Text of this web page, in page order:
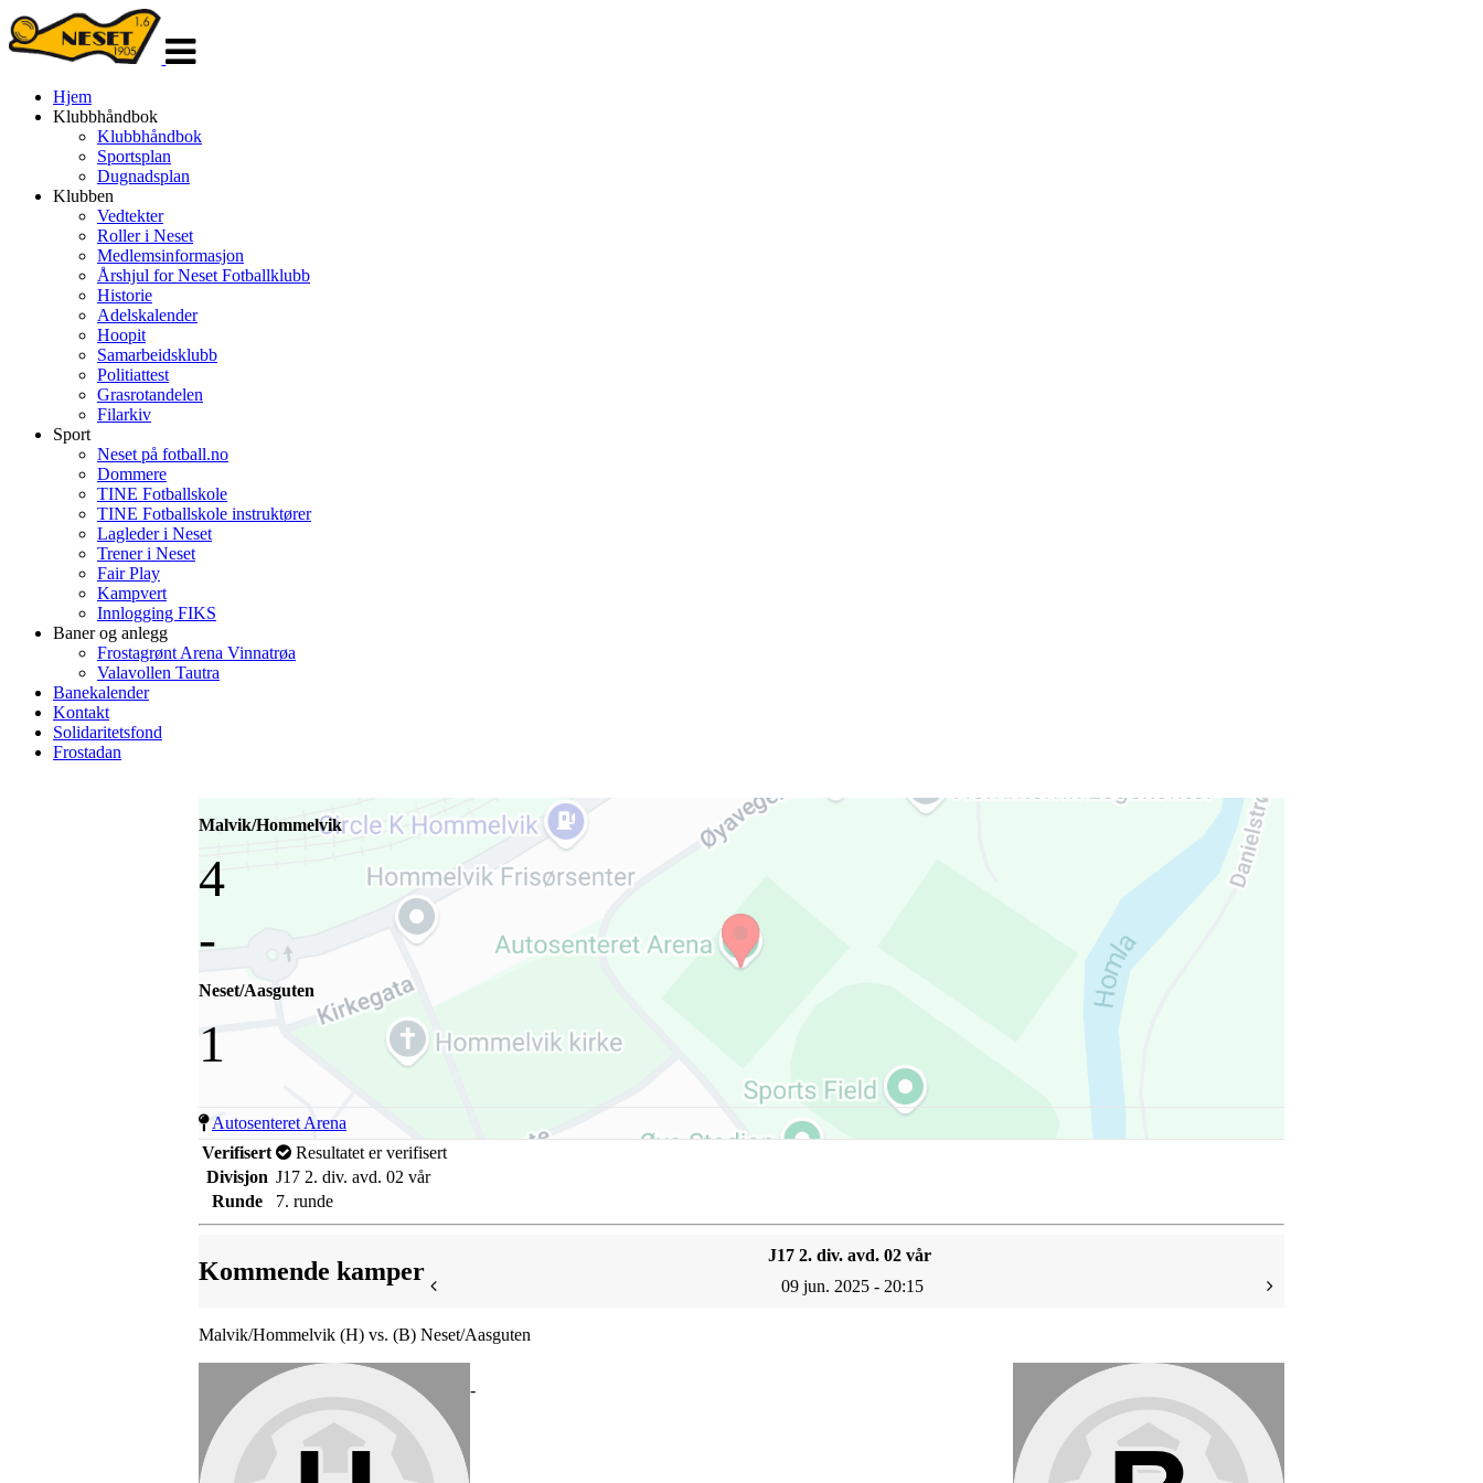
navigasjon
Hjem
Klubbhåndbok
Klubbhåndbok
Sportsplan
Dugnadsplan
Klubben
Vedtekter
Roller i Neset
Medlemsinformasjon
Årshjul for Neset Fotballklubb
Historie
Adelskalender
Hoopit
Samarbeidsklubb
Politiattest
Grasrotandelen
Filarkiv
Sport
Neset på fotball.no
Dommere
TINE Fotballskole
TINE Fotballskole instruktører
Lagleder i Neset
Trener i Neset
Fair Play
Kampvert
Innlogging FIKS
Baner og anlegg
Frostagrønt Arena Vinnatrøa
Valavollen Tautra
Banekalender
Kontakt
Solidaritetsfond
Frostadan
Malvik/Hommelvik
4
-
Neset/Aasguten
1
Autosenteret Arena
Verifisert
Resultatet er verifisert
Divisjon J17 2. div. avd. 02 vår
Runde
7. runde
Kommende kamper
J17 2. div. avd. 02 vår
09 jun. 2025 - 20:15
Malvik/Hommelvik (H) vs. (B) Neset/Aasguten
-